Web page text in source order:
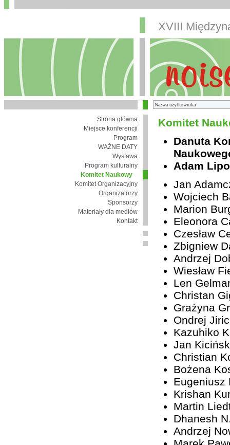
XVIII
Strona główna
Miejsce konferencji
Program
WAŻNE DATY
Wystawa
Program kulturalny
Komitet Naukowy
Komitet Organizacyjny
Organizatorzy
Sponsorzy
Materiały dla mediów
Kontakt
Komitet
Danuta
Adam
Jan
Wojciech
Marion
Eleonora
Czesław
Zbigniew
Andrzej
Wiesław
Len
Christan
Grażyna
Ondrej
Kazuhiko
Jan
Christian
Bożena
Eugeniusz
Krishan
Martin
Dhanesh
Andrzej